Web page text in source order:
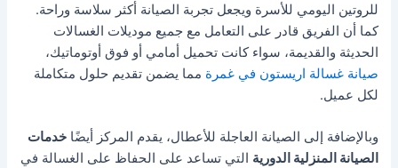
للروتين اليومي للأسرة ويجعل تجربة الصيانة أكثر سلاسة وراحة.
كما أن الفريق قادر على التعامل مع جميع موديلات الغسالات
الحديثة والقديمة، سواء كانت تحميل أمامي أو فوق أوتوماتيك،
صيانة غسالة اريستون في غمرة مما يضمن تقديم حلول متكاملة
لكل عميل.
وبالإضافة إلى الصيانة العاجلة للأعطال، يقدم المركز أيضًاخدمات
الصيانة المنزلية الدورية التي تساعد على الحفاظ على الغسالة في